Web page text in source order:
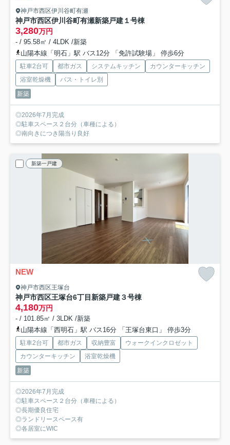
神戸市西区伊川谷町有瀬
神戸市西区伊川谷町有瀬新築戸建１号棟
3,280万円
- / 95.58㎡ / 4LDK /新築
山陽本線「明石」駅 バス12分 「免許試験場」 停歩6分
駐車2台可 都市ガス システムキッチン
カウンターキッチン
浴室乾燥機
バス・トイレ別
新築
◎2026年7月完成
◎駐車スペース２台分（車種による）
◎南向きにつき陽当り良好
新築一戸建
NEW
神戸市西区王塚台
神戸市西区王塚台6丁目新築戸建３号棟
4,180万円
- / 101.85㎡ / 3LDK /新築
山陽本線「西明石」駅 バス16分 「王塚台東口」 停歩3分
駐車2台可 都市ガス 収納豊富
ウォークインクロゼット
カウンターキッチン
浴室乾燥機
新築
◎2026年7月完成
◎駐車スペース２台分（車種による）
◎長期優良住宅
◎ランドリースペース有
◎各居室にWIC